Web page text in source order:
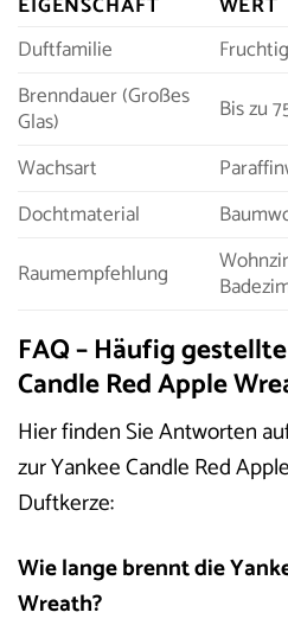
Duftfamilie
Brenndauer (Großes
Glas)
Bis zu
Wachsart
Dochtmaterial
Raumempfehlung
FAQ – Häufig
Candle Red Apple
Hier finden Sie Antworten
zur Yankee Candle Red
Duftkerze:
Wie lange brennt die
Wreath?